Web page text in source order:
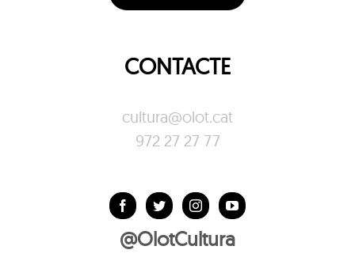
CONTACTE
cultura@olot.cat
972 27 27 77
@OlotCultura